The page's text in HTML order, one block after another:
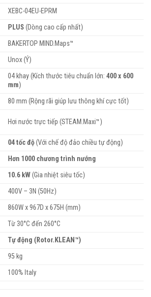
XEBC-04EU-EPRM
PLUS (Dòng cao cấp nhất)
BAKERTOP MIND.Maps™
Unox (Ý)
04 khay (Kích thước tiêu chuẩn lớn:400 x 600
mm)
80 mm (Rộng rãi giúp lưu thông khí cực tốt)
Hơi nước trực tiếp (STEAM.Maxi™)
04 tốc độ(Với chế độ đảo chiều tự động)
Hơn 1000 chương trình nướng
10.6 kW(Gia nhiệt siêu tốc)
400V – 3N (50Hz)
860W x 967D x 675H (mm)
Từ 30°C đến 260°C
Tự động (Rotor.KLEAN™)
95 kg
100% Italy